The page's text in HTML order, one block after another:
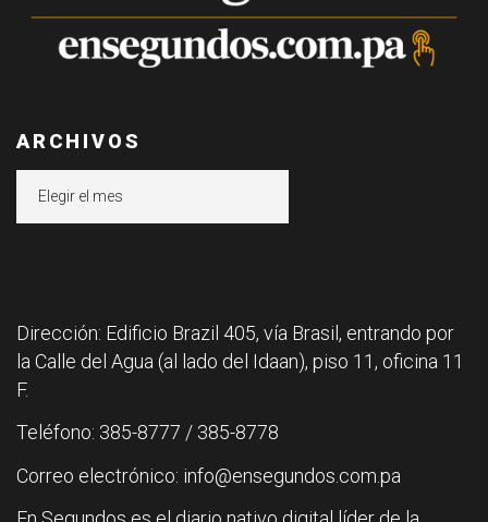
ARCHIVOS
Dirección: Edificio Brazil 405, vía Brasil, entrando por
la Calle del Agua (al lado del Idaan), piso 11, oficina 11
F.
Teléfono: 385-8777 / 385-8778
Correo electrónico: info@ensegundos.com.pa